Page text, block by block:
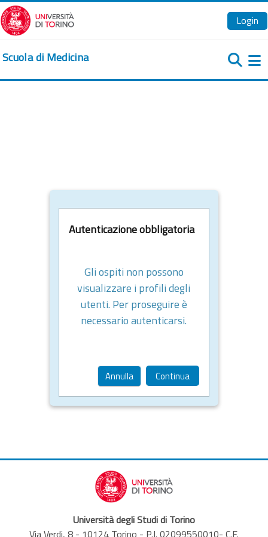
Vai al contenuto principale
Login
Scuola di Medicina
Autenticazione obbligatoria
Gli ospiti non possono
visualizzare i profili degli
utenti. Per proseguire è
necessario autenticarsi.
Annulla Continua
Università degli Studi di Torino
Via Verdi, 8 - 10124 Torino - P.I. 02099550010- C.F.